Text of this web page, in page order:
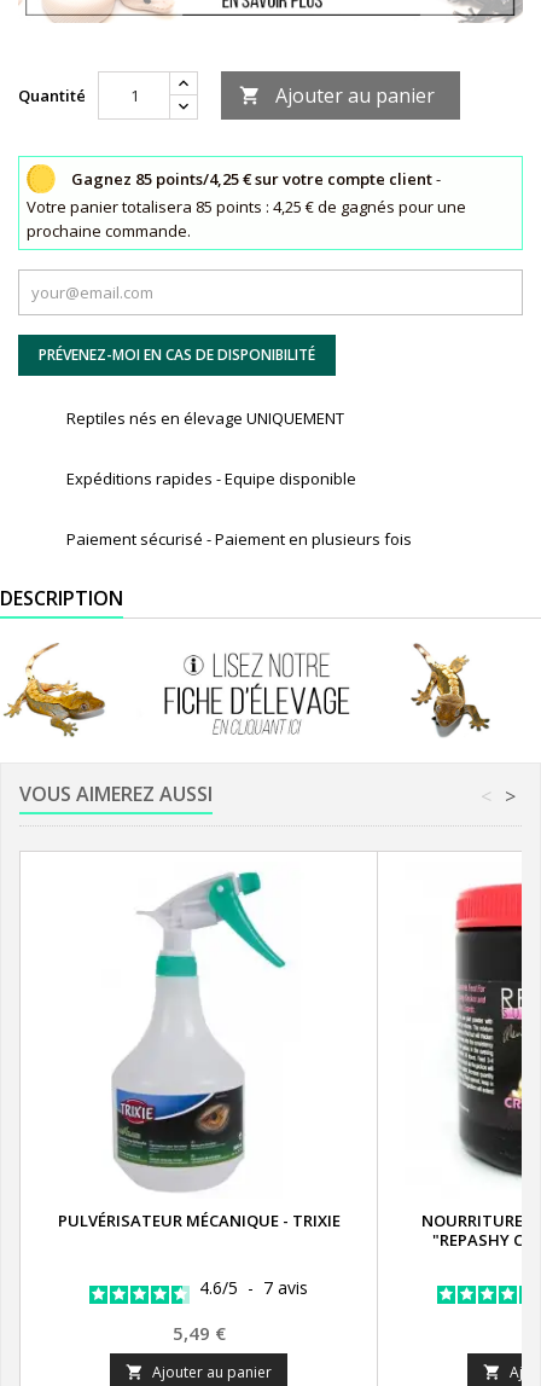
Quantité  Ajouter au panier
Gagnez 85 points/4,25 € sur votre compte client-
Votre panier totalisera 85 points : 4,25 € de gagnés pour une
prochaine commande.
PRÉVENEZ-MOI EN CAS DE DISPONIBILITÉ
Reptiles nés en élevage UNIQUEMENT
Expéditions rapides - Equipe disponible
Paiement sécurisé - Paiement en plusieurs fois
DESCRIPTION
VOUS AIMEREZ AUSSI >
<
PULVÉRISATEUR MÉCANIQUE - TRIXIE
4.6/5 - 7 avis
Prix
5,49 €
 Ajouter au panier
NOURRITURE
"REPASHY
